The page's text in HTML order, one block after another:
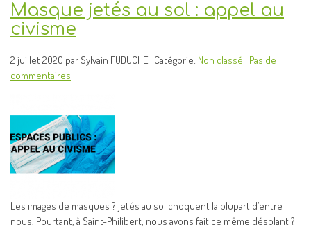
Masque jetés au sol : appel au
civisme
2 juillet 2020 par Sylvain FUDUCHE | Catégorie: Non classé | Pas de
commentaires
Les images de masques ? jetés au sol choquent la plupart d’entre
nous. Pourtant, à Saint-Philibert, nous avons fait ce même désolant ?